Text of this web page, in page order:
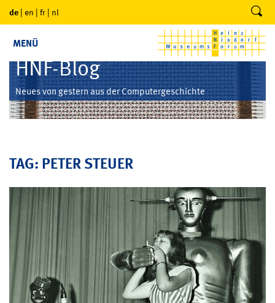
de | en | fr | nl
MENÜ
HNF-Blog
Neues von gestern aus der Computergeschichte
TAG: PETER STEUER